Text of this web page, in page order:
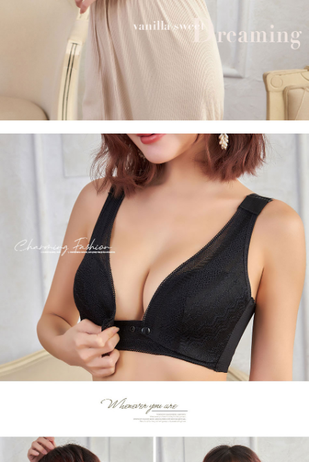
時審查核予不同之上限額度；若仍有額度不足之情形，本公司將視審查結果
請求用戶進行身份認證。
５．嚴禁一人註冊多個帳號或使用他人資訊註冊。若發現惡意使用之情形，
恩沛科技股份有限公司將有權停止該用戶之使用額度並採取法律行動。